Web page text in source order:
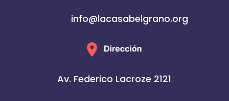
info@lacasabelgrano.org
Av. Federico Lacroze 2121